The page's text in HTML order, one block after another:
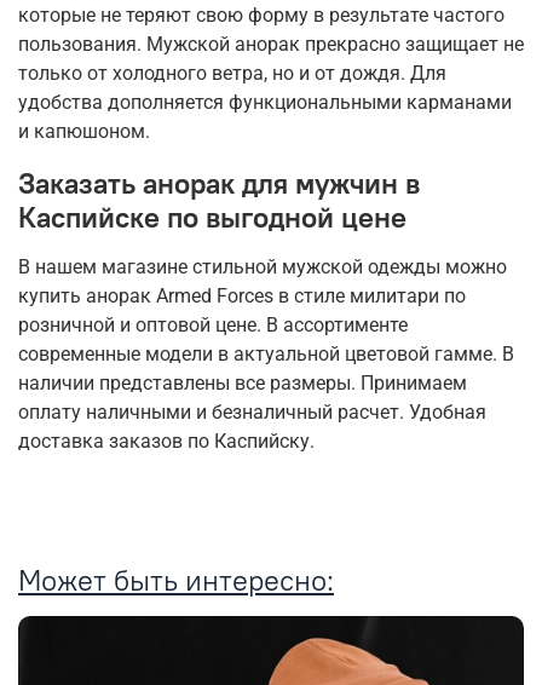
которые не теряют свою форму в результате частого
пользования. Мужской анорак прекрасно защищает не
только от холодного ветра, но и от дождя. Для
удобства дополняется функциональными карманами
и капюшоном.
Заказать анорак для мужчин в
Каспийске по выгодной цене
В нашем магазине стильной мужской одежды можно
купить анорак Armed Forces в стиле милитари по
розничной и оптовой цене. В ассортименте
современные модели в актуальной цветовой гамме. В
наличии представлены все размеры. Принимаем
оплату наличными и безналичный расчет. Удобная
доставка заказов по Каспийску.
Может быть интересно: